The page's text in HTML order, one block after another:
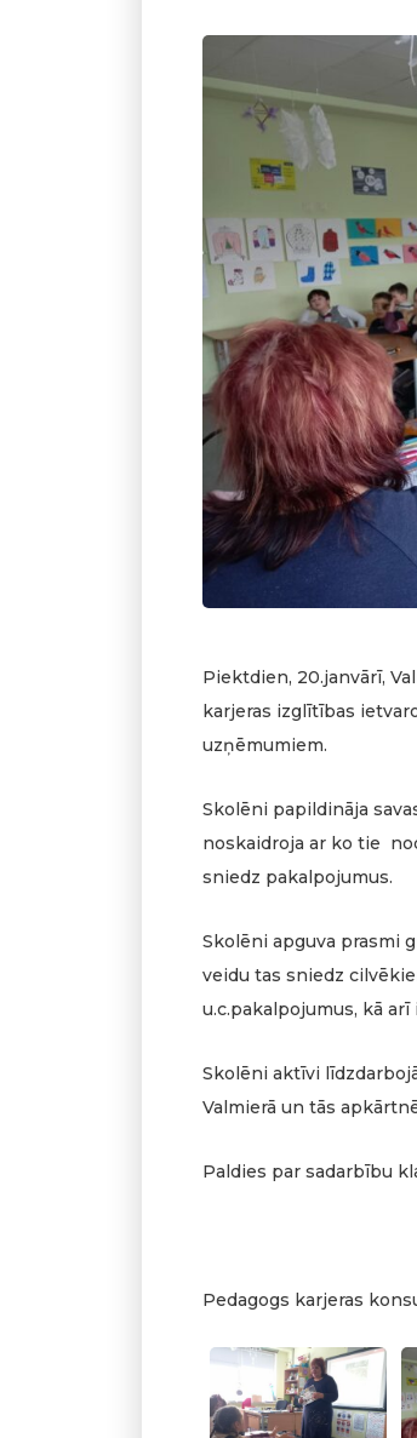
Piektdien, 20.janvārī,
karjeras izglītības
uzņēmumiem.
Skolēni papildināja
noskaidroja ar ko tie
sniedz pakalpojumus.
Skolēni apguva prasmi
veidu tas sniedz
u.c.pakalpojumus, kā
Skolēni aktīvi
Valmierā un tās
Paldies par sadarbību
Pedagogs karjeras